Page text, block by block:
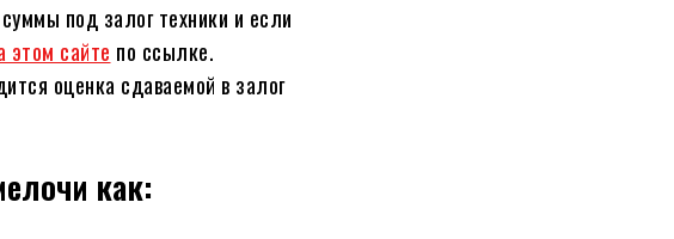
под залог техники и если
этом сайте по ссылке.
оценка сдаваемой в залог
как: